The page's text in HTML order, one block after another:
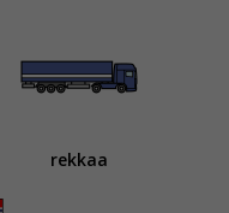
rekkaa